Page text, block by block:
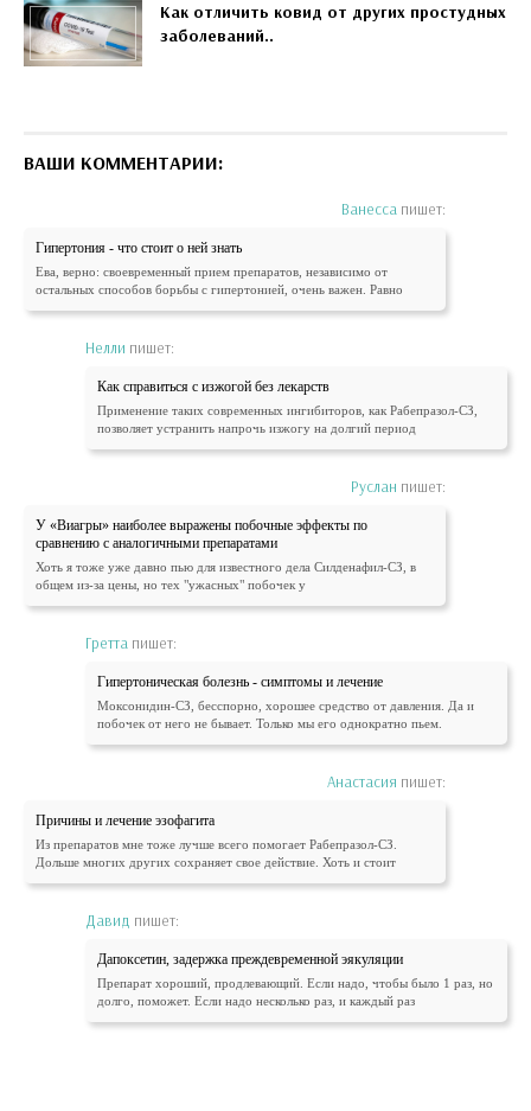
Как отличить ковид от других простудных
заболеваний..
ВАШИ КОММЕНТАРИИ:
Ванесса пишет:
Гипертония - что стоит о ней знать
Ева, верно: своевременный прием препаратов, независимо от
остальных способов борьбы с гипертонией, очень важен. Равно
Нелли пишет:
Как справиться с изжогой без лекарств
Применение таких современных ингибиторов, как Рабепразол-СЗ,
позволяет устранить напрочь изжогу на долгий период
Руслан пишет:
У «Виагры» наиболее выражены побочные эффекты по
сравнению с аналогичными препаратами
Хоть я тоже уже давно пью для известного дела Силденафил-СЗ, в
общем из-за цены, но тех "ужасных" побочек у
Гретта пишет:
Гипертоническая болезнь - симптомы и лечение
Моксонидин-СЗ, бесспорно, хорошее средство от давления. Да и
побочек от него не бывает. Только мы его однократно пьем.
Анастасия пишет:
Причины и лечение эзофагита
Из препаратов мне тоже лучше всего помогает Рабепразол-СЗ.
Дольше многих других сохраняет свое действие. Хоть и стоит
Давид пишет:
Дапоксетин, задержка преждевременной эякуляции
Препарат хороший, продлевающий. Если надо, чтобы было 1 раз, но
долго, поможет. Если надо несколько раз, и каждый раз